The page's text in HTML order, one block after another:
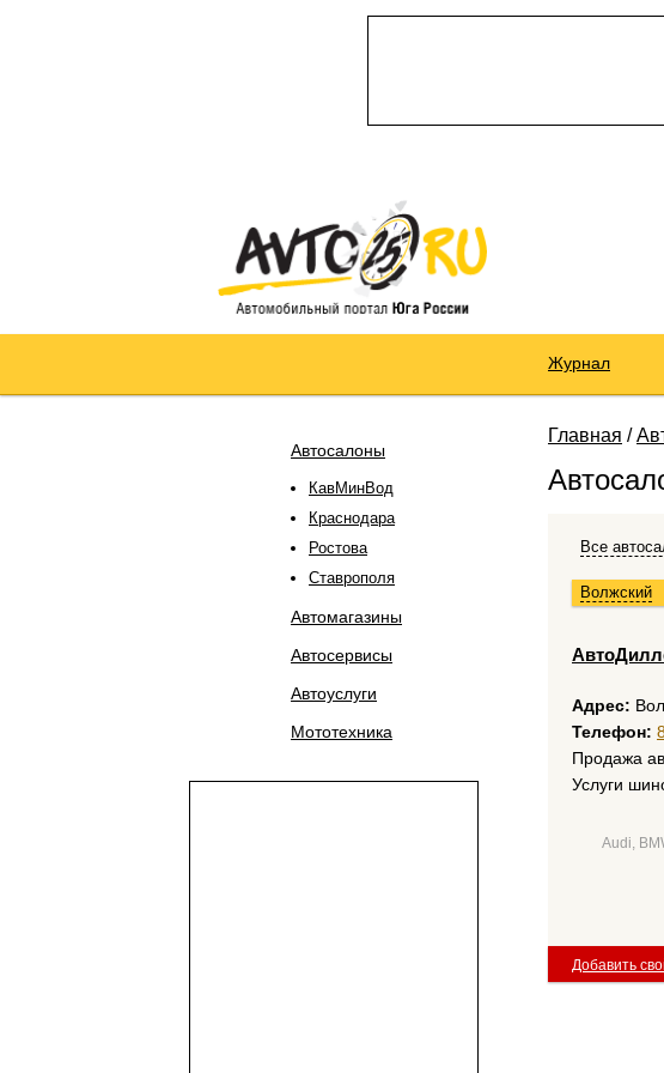
Журнал
Автосалоны
КавМинВод
Краснодара
Ростова
Ставрополя
Автомагазины
Автосервисы
Автоуслуги
Мототехника
Главная /
Все
Волжский
Адрес:
Телефон:
Продажа
Услуги
Audi,
Добавить